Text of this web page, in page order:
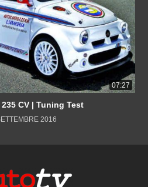
07:27
CV | Tuning Test
2016